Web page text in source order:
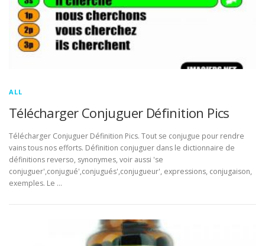
ALL
Télécharger Conjuguer Définition Pics
Télécharger Conjuguer Définition Pics. Tout se conjugue pour rendre
vains tous nos efforts. Définition conjuguer dans le dictionnaire de
définitions reverso, synonymes, voir aussi 'se
conjuguer',conjugué',conjugués',conjugueur', expressions, conjugaison,
exemples. Le …